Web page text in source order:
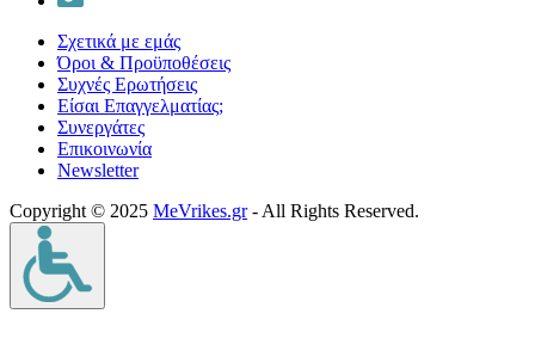
Σχετικά με εμάς
Όροι & Προϋποθέσεις
Συχνές Ερωτήσεις
Είσαι Επαγγελματίας;
Συνεργάτες
Επικοινωνία
Νewsletter
Copyright © 2025 MeVrikes.gr- All Rights Reserved.